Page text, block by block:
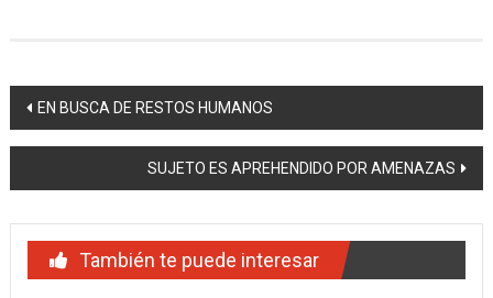
Navegación
de
entradas
EN BUSCA DE RESTOS HUMANOS
SUJETO ES APREHENDIDO POR AMENAZAS
También te puede interesar